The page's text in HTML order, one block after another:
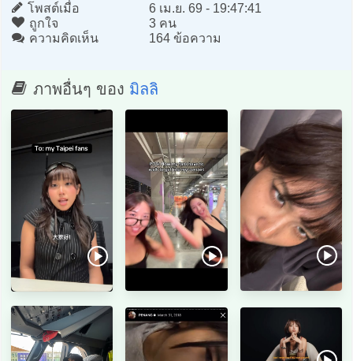
โพสต์เมื่อ
6 เม.ย. 69 - 19:47:41
ถูกใจ
3 คน
ความคิดเห็น
164 ข้อความ
ภาพอื่นๆ ของ มิลลิ